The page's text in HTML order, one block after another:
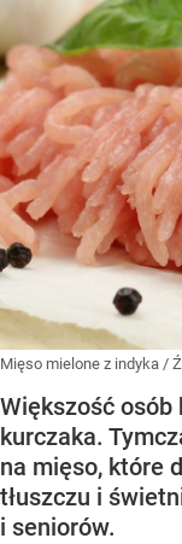
Mięso mielone z indyka /
Większość
kurczaka.
na mięso, które
tłuszczu i
i seniorów.